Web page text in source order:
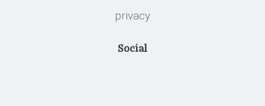
privacy
Social